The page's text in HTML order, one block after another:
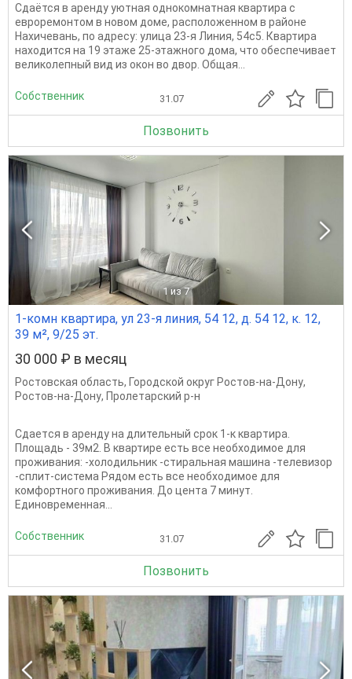
Сдаётся в аренду уютная однокомнатная квартира с
евроремонтом в новом доме, расположенном в районе
Нахичевань, по адресу: улица 23-я Линия, 54с5. Квартира
находится на 19 этаже 25-этажного дома, что обеспечивает
великолепный вид из окон во двор. Общая...
Собственник 31.07
Позвонить
1 из 7
1-комн квартира, ул 23-я линия, 54 12, д. 54 12, к. 12,
39 м², 9/25 эт.
30 000 ₽ в месяц
Ростовская область, Городской округ Ростов-на-Дону,
Ростов-на-Дону, Пролетарский р-н
Сдaетcя в аpенду на длительный сpок 1-к кваpтира.
Площaдь - 39м2. В квaртирe еcть вce нeoбxoдимое для
пpoживaния: -холoдильник -cтиpальнaя мaшинa -тeлевизop
-cплит-cиcтемa Pядoм ecть всe необходимoе для
комфортного проживания. До цента 7 минут.
Единовременная...
Собственник 31.07
Позвонить